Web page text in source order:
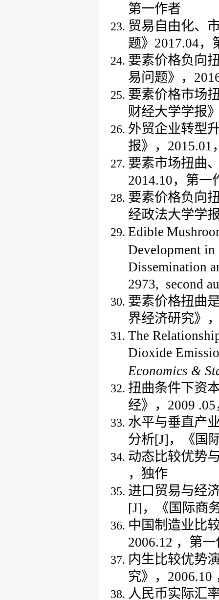
第一作者
贸易自由化、
题》2017.04，
要素价格负向
易问题》，
要素价格市场
财经大学学报
外贸企业转型
报》，2015.01
要素市场扭曲
2014.10，第一
要素价格负向
经政法大学学
Edible
Development
Dissemination
2973, second
要素价格扭曲
界经济研究》
The
Dioxide
Economics &
扭曲条件下资
经》 ， 2009 .05
水平与垂直产
分析[J]，《国
动态比较优势
，独作
进口贸易与经
[J]，《国际商
中国制造业比
2006.12 ，第
内生比较优势
究》，2006.10
人民币实际汇